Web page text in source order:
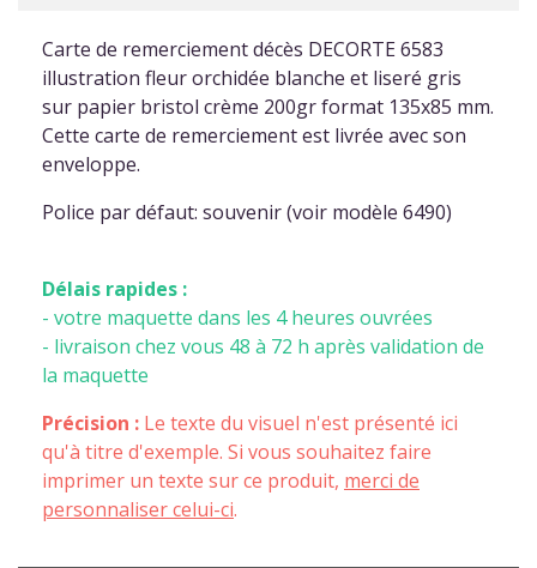
Carte de remerciement décès DECORTE 6583
illustration fleur orchidée blanche et liseré gris
sur papier bristol crème 200gr format 135x85 mm.
Cette carte de remerciement est livrée avec son
enveloppe.
Police par défaut: souvenir (voir modèle 6490)
Délais rapides :
- votre maquette dans les 4 heures ouvrées
- livraison chez vous 48 à 72 h après validation de
la maquette
Précision : Le texte du visuel n'est présenté ici
qu'à titre d'exemple. Si vous souhaitez faire
imprimer un texte sur ce produit, merci de
personnaliser celui-ci.